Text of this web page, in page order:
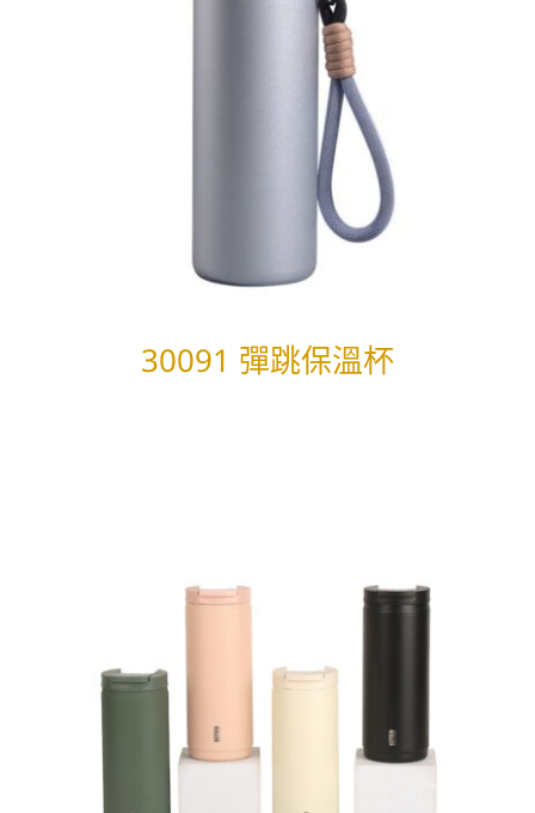
30091 彈跳保溫杯